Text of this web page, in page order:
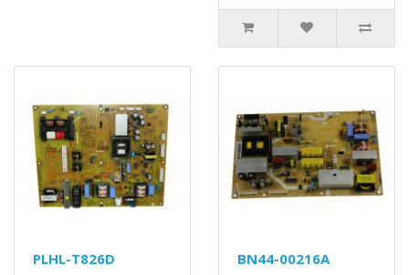
PLHL-T826D BN44-00216A